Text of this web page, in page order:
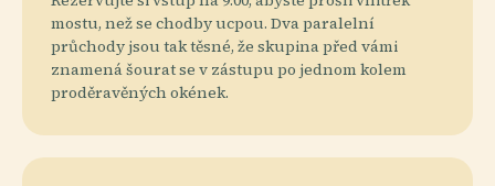
mostu, než se chodby ucpou. Dva paralelní
průchody jsou tak těsné, že skupina před vámi
znamená šourat se v zástupu po jednom kolem
proděravěných okének.